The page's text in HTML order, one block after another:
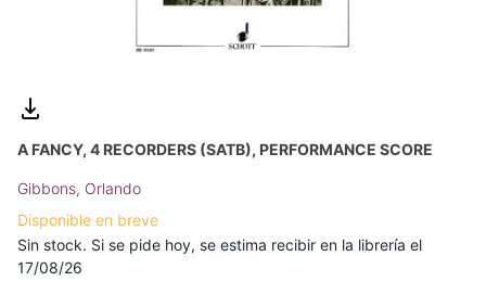
A FANCY, 4 RECORDERS (SATB), PERFORMANCE SCORE
Gibbons, Orlando
Disponible en breve
Sin stock. Si se pide hoy, se estima recibir en la librería el
17/08/26